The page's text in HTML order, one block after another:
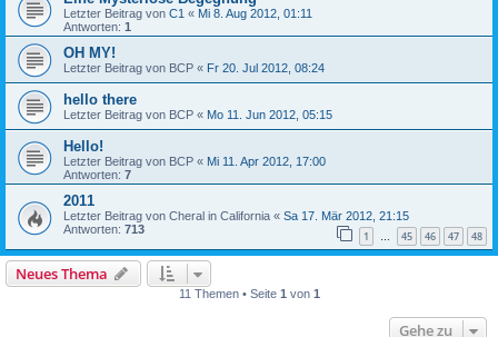
Letzter Beitrag von C1 « Mi 8. Aug 2012, 01:11
Antworten: 1
OH MY!
Letzter Beitrag von BCP « Fr 20. Jul 2012, 08:24
hello there
Letzter Beitrag von BCP « Mo 11. Jun 2012, 05:15
Hello!
Letzter Beitrag von BCP « Mi 11. Apr 2012, 17:00
Antworten: 7
2011
Letzter Beitrag von Cheral in California « Sa 17. Mär 2012, 21:15
Antworten: 713 1 … 45 46 47 48
Neues Thema
11 Themen • Seite 1 von 1
Gehe zu